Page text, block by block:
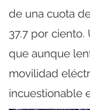
de una cuota
37.7 por
que aunque
movilidad
incuestionable